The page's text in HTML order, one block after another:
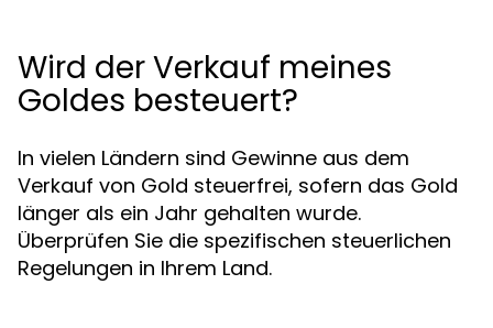
Wird der Verkauf meines
Goldes besteuert?
In vielen Ländern sind Gewinne aus dem
Verkauf von Gold steuerfrei, sofern das Gold
länger als ein Jahr gehalten wurde.
Überprüfen Sie die spezifischen steuerlichen
Regelungen in Ihrem Land.